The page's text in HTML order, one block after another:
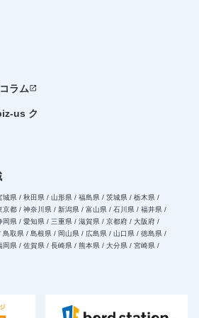
ラムopen_in_new
us ク
県 / 秋田県 / 山形県 / 福島県 / 茨城県 / 栃木県 /
都 / 神奈川県 / 新潟県 / 富山県 / 石川県 / 福井県 /
県 / 愛知県 / 三重県 / 滋賀県 / 京都府 / 大阪府 /
取県 / 島根県 / 岡山県 / 広島県 / 山口県 / 徳島県 /
県 / 佐賀県 / 長崎県 / 熊本県 / 大分県 / 宮崎県 /